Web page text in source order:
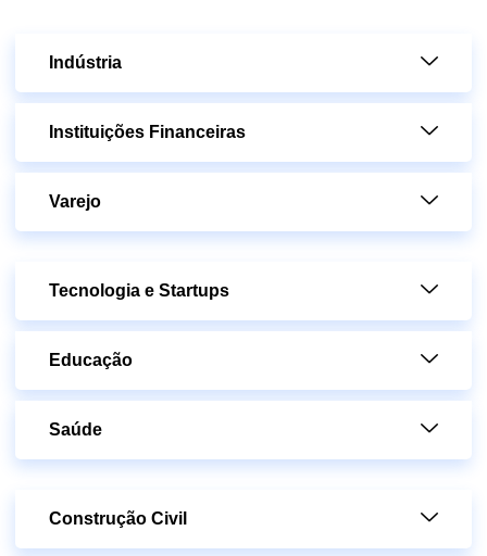
Indústria
Instituições Financeiras
Varejo
Tecnologia e Startups
Educação
Saúde
Construção Civil